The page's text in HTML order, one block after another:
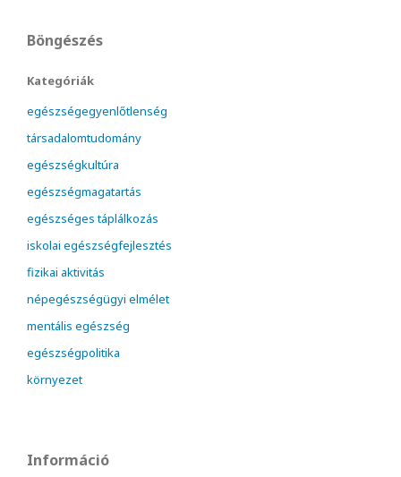
Böngészés
Kategóriák
egészségegyenlőtlenség
társadalomtudomány
egészségkultúra
egészségmagatartás
egészséges táplálkozás
iskolai egészségfejlesztés
fizikai aktivitás
népegészségügyi elmélet
mentális egészség
egészségpolitika
környezet
Információ